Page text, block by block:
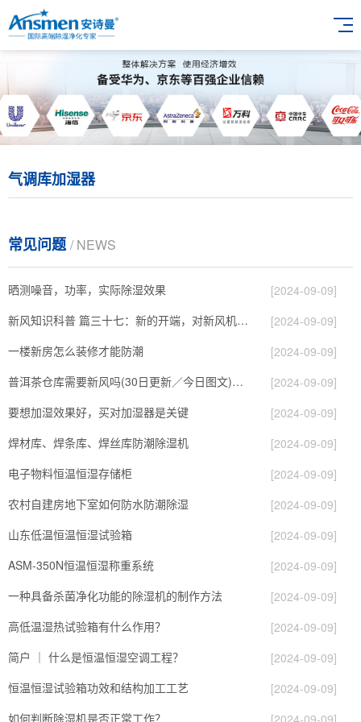
气调库加湿器
常见问题/ NEWS
晒测噪音，功率，实际除湿效果
[2024-09-09]
新风知识科普 篇三十七：新的开端，对新风机更深入的了解，从壁挂到吊顶，从单进风到双向流
[2024-09-09]
一楼新房怎么装修才能防潮
[2024-09-09]
普洱茶仓库需要新风吗(30日更新／今日图文)2023已更新
[2024-09-09]
要想加湿效果好，买对加湿器是关键
[2024-09-09]
焊材库、焊条库、焊丝库防潮除湿机
[2024-09-09]
电子物料恒温恒湿存储柜
[2024-09-09]
农村自建房地下室如何防水防潮除湿
[2024-09-09]
山东低温恒温恒湿试验箱
[2024-09-09]
ASM-350N恒温恒湿称重系统
[2024-09-09]
一种具备杀菌净化功能的除湿机的制作方法
[2024-09-09]
高低温湿热试验箱有什么作用？
[2024-09-09]
简户 ｜ 什么是恒温恒湿空调工程？
[2024-09-09]
恒温恒湿试验箱功效和结构加工工艺
[2024-09-09]
如何判断除湿机是否正常工作？
[2024-09-09]